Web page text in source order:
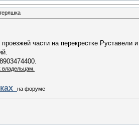
части на перекрестке
на форуме